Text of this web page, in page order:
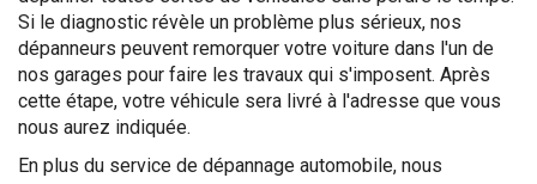
Si le diagnostic révèle un problème plus sérieux, nos
dépanneurs peuvent remorquer votre voiture dans l'un de
nos garages pour faire les travaux qui s'imposent. Après
cette étape, votre véhicule sera livré à l'adresse que vous
nous aurez indiquée.
En plus du service de dépannage automobile, nous